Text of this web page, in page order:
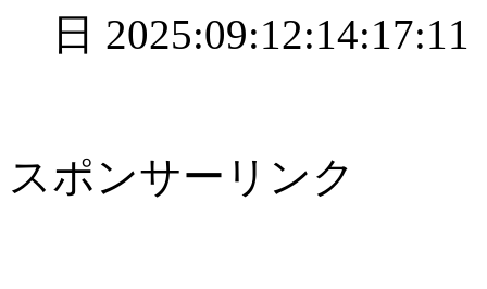
日 2025:09:12:14:17:11
スポンサーリンク